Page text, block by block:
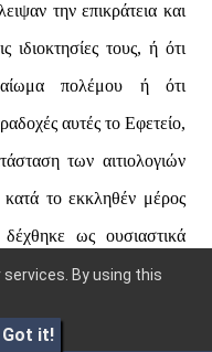
By using this
Got it!